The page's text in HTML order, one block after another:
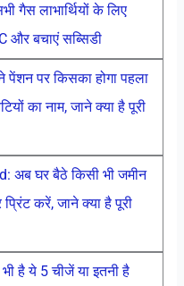
गैस लाभार्थियों के लिए
बचाएं सब्सिडी
पर किसका होगा पहला
का नाम, जाने क्या है पूरी
अब घर बैठे किसी भी जमीन
करें, जाने क्या है पूरी
है ये 5 चीजें या इतनी है